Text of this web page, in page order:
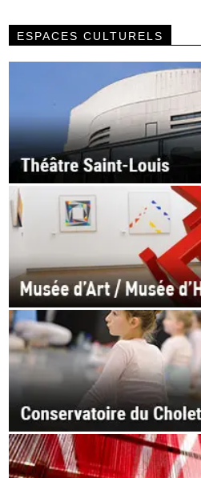
ESPACES CULTURELS